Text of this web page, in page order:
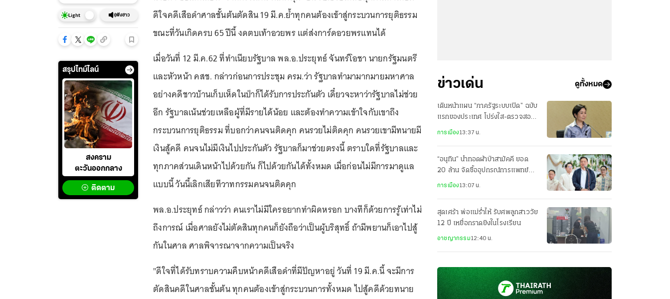
Light ฟังข่าว
สรุปไทม์ไลน์
สงคราม
ตะวันออกกลาง
ติดตาม
ดีใจคดีเสือดำศาลชั้นต้นตัดสิน 19 มี.ค.ย้ำทุกคนต้องเข้าสู่กระบวนการยุติธรรม
ขณะที่วันเกิดครบ 65 ปีนี้ งดตบเท้าอวยพร แต่ส่งการ์ดอวยพรแทนได้
เมื่อวันที่ 12 มี.ค.62 ที่ทำเนียบรัฐบาล พล.อ.ประยุทธ์ จันทร์โอชา นายกรัฐมนตรี
และหัวหน้า คสช. กล่าวก่อนการประชุม ครม.ว่า รัฐบาลทำมามากมายมหาศาล
อย่างคดีชาวบ้านเก็บเห็ดในป่าก็ได้รับการประกันตัว เดี๋ยวจะหาว่ารัฐบาลไม่ช่วย
อีก รัฐบาลเน้นช่วยเหลือผู้ที่มีรายได้น้อย และต้องทำความเข้าใจกับเขาถึง
กระบวนการยุติธรรม ที่บอกว่าคนจนติดคุก คนรวยไม่ติดคุก คนรวยเขามีทนายมี
เงินสู้คดี คนจนไม่มีเงินไปประกันตัว รัฐบาลก็มาช่วยตรงนี้ ตราบใดที่รัฐบาลและ
ทุกภาคส่วนเดินหน้าไปด้วยกัน ก็ไปด้วยกันได้ทั้งหมด เมื่อก่อนไม่มีการมาดูแล
แบบนี้ วันนี้เลิกเสียทีวาทกรรมคนจนติดคุก
พล.อ.ประยุทธ์ กล่าวว่า คนเราไม่มีใครอยากทำผิดหรอก บางทีก็ด้วยการรู้เท่าไม่
ถึงการณ์ เมื่อศาลยังไม่ตัดสินทุกคนก็ยังถือว่าเป็นผู้บริสุทธิ์ ถ้ามีพยานก็เอาไปสู้
กันในศาล ศาลพิจารณาจากความเป็นจริง
"ดีใจที่ได้รับทราบความคืบหน้าคดีเสือดำที่มีปัญหาอยู่ วันที่ 19 มี.ค.นี้ จะมีการ
ตัดสินคดีในศาลชั้นต้น ทุกคนต้องเข้าสู่กระบวนการทั้งหมด ไปสู้คดีด้วยทนาย
ข่าวเด่น ดูทั้งหมด
เดินหน้าแผน “ภาครัฐระบบเปิด” ฉบับ
แรกของประเทศ โปร่งใส-ตรวจสอบ
ได้มากขึ้น
การเมือง13:37 น.
“อนุทิน” นำทอดผ้าป่าสามัคคี ยอด
20 ล้าน จัดซื้ออุปกรณ์การแพทย์
รพ.ระนอง
การเมือง13:07 น.
สุดเศร้า พ่อแม่ร่ำไห้ รับศพลูกสาววัย
12 ปี เหยื่อกราดยิงในโรงเรียน
อาชญากรรม12:40 น.